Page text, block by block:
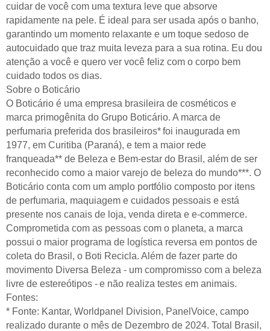
cuidar de você com uma textura leve que absorve
rapidamente na pele. É ideal para ser usada após o banho,
garantindo um momento relaxante e um toque sedoso de
autocuidado que traz muita leveza para a sua rotina. Eu dou
atenção a você e quero ver você feliz com o corpo bem
cuidado todos os dias.
Sobre o Boticário
O Boticário é uma empresa brasileira de cosméticos e
marca primogênita do Grupo Boticário. A marca de
perfumaria preferida dos brasileiros* foi inaugurada em
1977, em Curitiba (Paraná), e tem a maior rede
franqueada** de Beleza e Bem-estar do Brasil, além de ser
reconhecido como a maior varejo de beleza do mundo***. O
Boticário conta com um amplo portfólio composto por itens
de perfumaria, maquiagem e cuidados pessoais e está
presente nos canais de loja, venda direta e e-commerce.
Comprometida com as pessoas com o planeta, a marca
possui o maior programa de logística reversa em pontos de
coleta do Brasil, o Boti Recicla. Além de fazer parte do
movimento Diversa Beleza - um compromisso com a beleza
livre de estereótipos - e não realiza testes em animais.
Fontes:
* Fonte: Kantar, Worldpanel Division, PanelVoice, campo
realizado durante o mês de Dezembro de 2024. Total Brasil,